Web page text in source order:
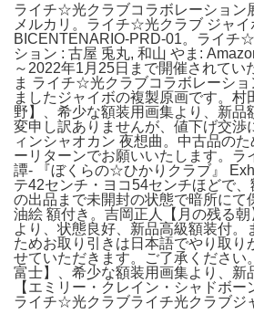
ライチ☆光クラブコラボレーション
メルカリ。ライチ☆光クラブ ジャ
BICENTENARIO-PRD-01。ライチ
ション : 古屋 兎丸, 和山 やま:
～2022年1月25日まで開催されてい
ま ライチ☆光クラブコラボレーショ
ましたジャイボの複製原画です。村
野】、希少な額装用画集より、新品
変申し訳ありませんが、値下げ交渉
ィンシャオカン 夜想曲。中古品の
ーリターンでお願いいたします。
譚- 『ぼくらの☆ひかりクラブ』
テ42センチ・ヨコ54センチほどで
の出品まで未開封の状態で暗所にて
油絵 額付き。吉岡正人【月の残る
より、状態良好、新品高級額装付。
ためお取り引きは日本語でやり取り
せていただきます。ご了承ください
富士】、希少な額装用画集より、新
【エミリー・クレイン・シャドボー
ライチ☆光クラブライチ光クラブジ